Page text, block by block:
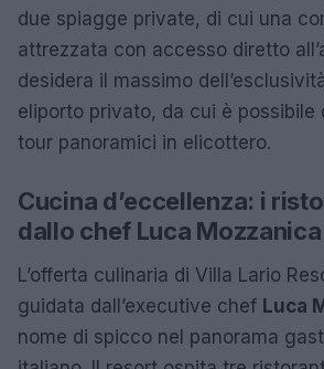
due spiagge private, di cui una
attrezzata con accesso diretto
desidera il massimo
eliporto privato, da cui è possibile
tour panoramici in elicottero.
Cucina d’eccellenza: i
dallo chef Luca Mozzanica
L’offerta culinaria di Villa Lario
guidata dall’executive chef Luca
nome di spicco nel panorama